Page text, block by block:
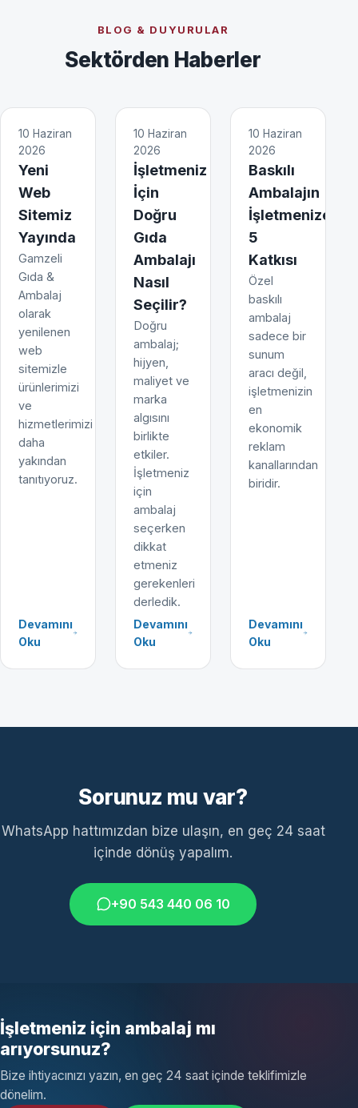
BLOG & DUYURULAR
Sektörden Haberler
10 Haziran
2026
Yeni
Web
Sitemiz
Yayında
Gamzeli
Gıda &
Ambalaj
olarak
yenilenen
web
sitemizle
ürünlerimizi
ve
hizmetlerimizi
daha
yakından
tanıtıyoruz.
Devamını
Oku
10 Haziran
2026
İşletmeniz
İçin
Doğru
Gıda
Ambalajı
Nasıl
Seçilir?
Doğru
ambalaj;
hijyen,
maliyet ve
marka
algısını
birlikte
etkiler.
İşletmeniz
için
ambalaj
seçerken
dikkat
etmeniz
gerekenleri
derledik.
Devamını
Oku
10 Haziran
2026
Baskılı
Ambalajın
İşletmenize
5
Katkısı
Özel
baskılı
ambalaj
sadece bir
sunum
aracı değil,
işletmenizin
en
ekonomik
reklam
kanallarından
biridir.
Devamını
Oku
Sorunuz mu var?
WhatsApp hattımızdan bize ulaşın, en geç 24 saat
içinde dönüş yapalım.
+90 543 440 06 10
İşletmeniz için ambalaj mı
arıyorsunuz?
Bize ihtiyacınızı yazın, en geç 24 saat içinde teklifimizle
dönelim.